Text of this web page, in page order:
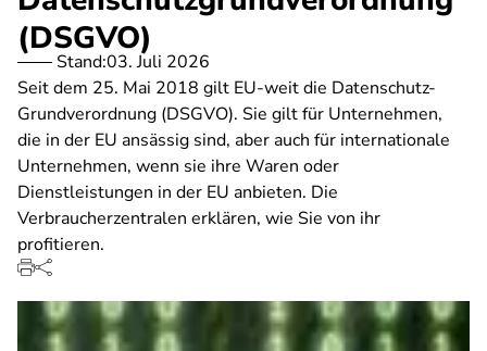
(DSGVO)
Stand:03. Juli 2026
Seit dem 25. Mai 2018 gilt EU-weit die Datenschutz-
Grundverordnung (DSGVO). Sie gilt für Unternehmen,
die in der EU ansässig sind, aber auch für internationale
Unternehmen, wenn sie ihre Waren oder
Dienstleistungen in der EU anbieten. Die
Verbraucherzentralen erklären, wie Sie von ihr
profitieren.